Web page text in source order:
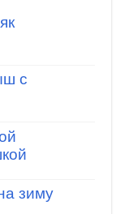
с
зиму